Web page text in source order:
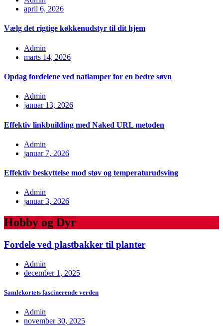
april 6, 2026
Vælg det rigtige køkkenudstyr til dit hjem
Admin
marts 14, 2026
Opdag fordelene ved natlamper for en bedre søvn
Admin
januar 13, 2026
Effektiv linkbuilding med Naked URL metoden
Admin
januar 7, 2026
Effektiv beskyttelse mod støv og temperaturudsving
Admin
januar 3, 2026
Hobby og Dyr
Fordele ved plastbakker til planter
Admin
december 1, 2025
Samlekortets fascinerende verden
Admin
november 30, 2025